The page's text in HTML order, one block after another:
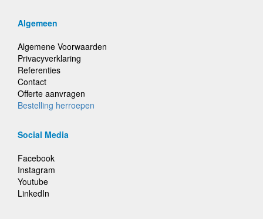
Algemeen
Algemene Voorwaarden
Privacyverklaring
Referenties
Contact
Offerte aanvragen
Bestelling herroepen
Social Media
Facebook
Instagram
Youtube
LinkedIn